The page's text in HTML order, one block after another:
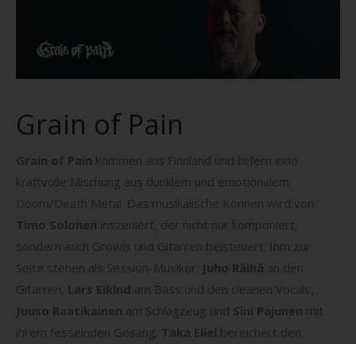
Grain of Pain
Grain of Pain kommen aus Finnland und liefern eine
kraftvolle Mischung aus dunklem und emotionalem
Doom/Death Metal. Das musikalische Können wird von
Timo Solonen inszeniert, der nicht nur komponiert,
sondern auch Growls und Gitarren beisteuert. Ihm zur
Seite stehen als Session-Musiker: Juho Räihä an den
Gitarren, Lars Eikind am Bass und den cleanen Vocals,
Juuso Raatikainen am Schlagzeug und Sini Pajunen mit
ihrem fesselnden Gesang. Taka Eliel bereichert den